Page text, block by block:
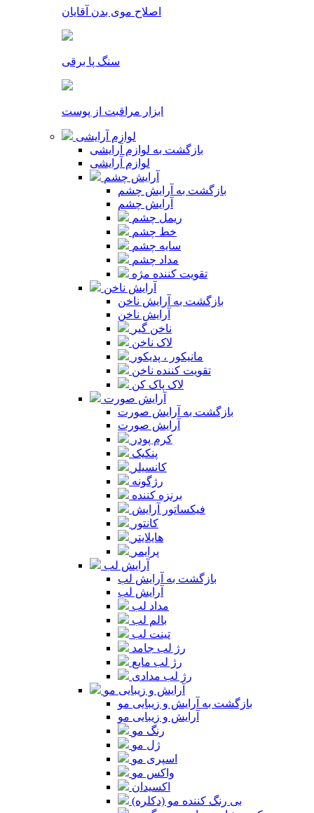
اصلاح موی بدن آقایان
سنگ پا برقی
ابزار مراقبت از پوست
لوازم آرایشی
بازگشت به لوازم آرایشی
لوازم آرایشی
آرایش چشم
بازگشت به آرایش چشم
آرایش چشم
ریمل چشم
خط چشم
سایه چشم
مداد چشم
تقویت کننده مژه
آرایش ناخن
بازگشت به آرایش ناخن
آرایش ناخن
ناخن گیر
لاک ناخن
مانیکور ، پدیکور
تقویت کننده ناخن
لاک پاک کن
آرایش صورت
بازگشت به آرایش صورت
آرایش صورت
کرم پودر
پنکیک
کانسیلر
رژگونه
برنزه کننده
فیکساتور آرایش
کانتور
هایلایتر
پرایمر
آرایش لب
بازگشت به آرایش لب
آرایش لب
مداد لب
بالم لب
تینت لب
رژ لب جامد
رژ لب مایع
رژ لب مدادی
آرایش و زیبایی مو
بازگشت به آرایش و زیبایی مو
آرایش و زیبایی مو
رنگ مو
ژل مو
اسپری مو
واکس مو
اکسیدان
بی رنگ کننده مو (دکلره)